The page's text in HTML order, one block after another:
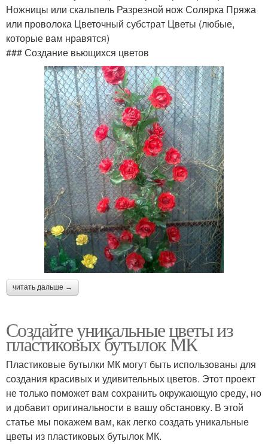
Ножницы или скальпель Разрезной нож Солярка Пряжа
или проволока Цветочный субстрат Цветы (любые,
которые вам нравятся)
### Создание вьющихся цветов
читать дальше →
Создайте уникальные цветы из
пластиковых бутылок МК
Пластиковые бутылки МК могут быть использованы для
создания красивых и удивительных цветов. Этот проект
не только поможет вам сохранить окружающую среду, но
и добавит оригинальности в вашу обстановку. В этой
статье мы покажем вам, как легко создать уникальные
цветы из пластиковых бутылок МК.